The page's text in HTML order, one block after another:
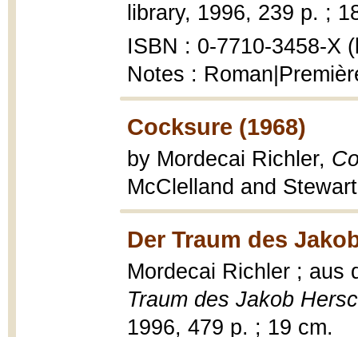
library, 1996, 239 p. ;
ISBN : 0-7710-3458-X
Notes :
Cocksure (1968)
by Mordecai Richler,
McClelland and
Der Traum des
Mordecai Richler ; aus
Traum des Jakob
1996, 479 p. ; 19 cm.